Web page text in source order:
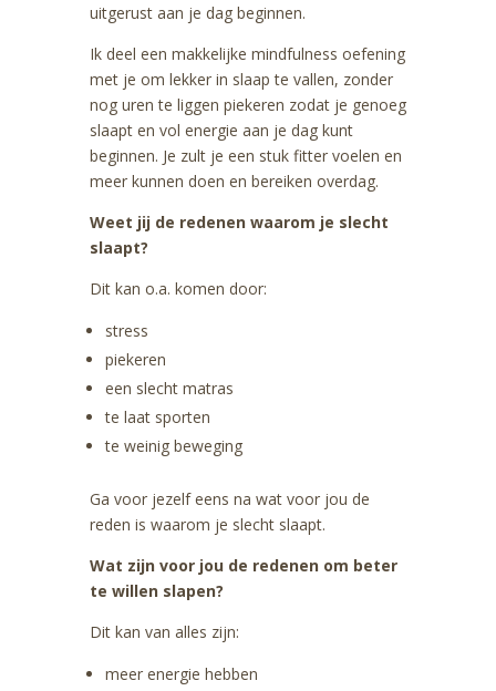
uitgerust aan je dag beginnen.
Ik deel een makkelijke mindfulness oefening
met je om lekker in slaap te vallen, zonder
nog uren te liggen piekeren zodat je genoeg
slaapt en vol energie aan je dag kunt
beginnen. Je zult je een stuk fitter voelen en
meer kunnen doen en bereiken overdag.
Weet jij de redenen waarom je slecht
slaapt?
Dit kan o.a. komen door:
stress
piekeren
een slecht matras
te laat sporten
te weinig beweging
Ga voor jezelf eens na wat voor jou de
reden is waarom je slecht slaapt.
Wat zijn voor jou de redenen om beter
te willen slapen?
Dit kan van alles zijn:
meer energie hebben